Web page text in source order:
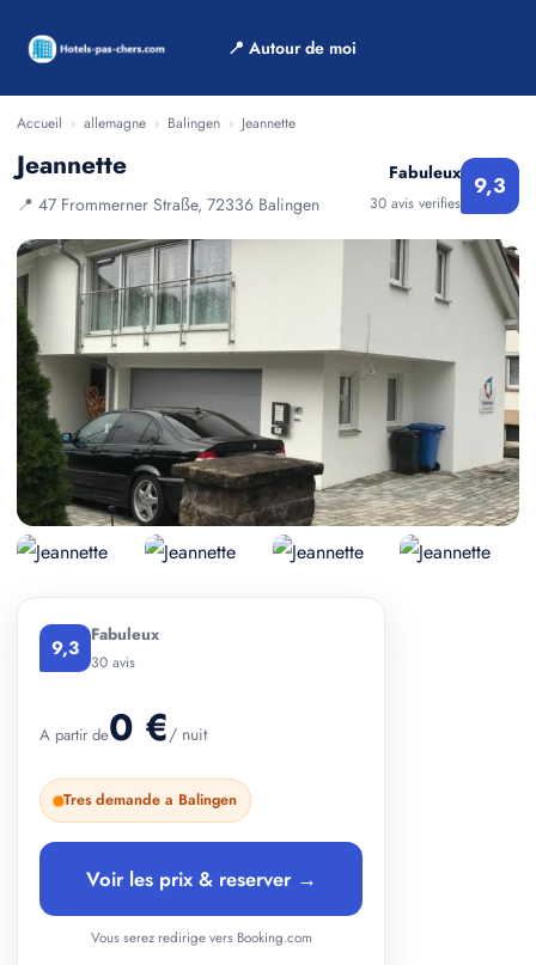
📍 Autour de moi
Accueil › allemagne › Balingen › Jeannette
Jeannette
📍 47 Frommerner Straße, 72336 Balingen
Fabuleux
30 avis verifies
9,3
9,3 Fabuleux
30 avis
A partir de0 €/ nuit
Tres demande a Balingen
Voir les prix & reserver →
Vous serez redirige vers Booking.com